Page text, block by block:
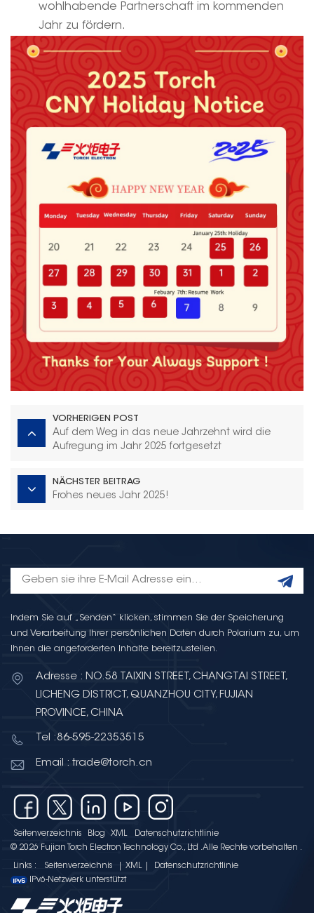
wohlhabende Partnerschaft im kommenden
Jahr zu fördern.
VORHERIGEN POST
Auf dem Weg in das neue Jahrzehnt wird die
Aufregung im Jahr 2025 fortgesetzt
NÄCHSTER BEITRAG
Frohes neues Jahr 2025!
Indem Sie auf „Senden“ klicken, stimmen Sie der Speicherung
und Verarbeitung Ihrer persönlichen Daten durch Polarium zu, um
Ihnen die angeforderten Inhalte bereitzustellen.
Adresse : NO.58 TAIXIN STREET, CHANGTAI STREET,
LICHENG DISTRICT, QUANZHOU CITY, FUJIAN
PROVINCE, CHINA
Tel :86-595-22353515
Email : trade@torch.cn
Seitenverzeichnis Blog XML
Datenschutzrichtlinie
© 2026 Fujian Torch Electron Technology Co., Ltd .Alle Rechte vorbehalten .
Links : Seitenverzeichnis XML
Datenschutzrichtlinie
IPv6-Netzwerk unterstützt